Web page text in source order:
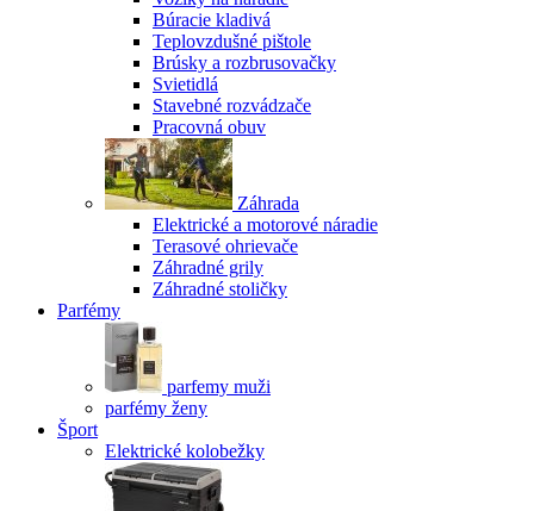
Búracie kladivá
Teplovzdušné pištole
Brúsky a rozbrusovačky
Svietidlá
Stavebné rozvádzače
Pracovná obuv
Záhrada
Elektrické a motorové náradie
Terasové ohrievače
Záhradné grily
Záhradné stoličky
Parfémy
parfemy muži
parfémy ženy
Šport
Elektrické kolobežky